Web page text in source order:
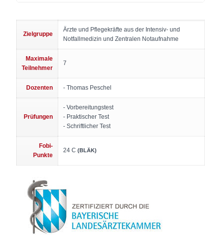
Zielgruppe
Ärzte und Pflegekräfte aus der Intensiv- und
Notfallmedizin und Zentralen Notaufnahme
Maximale
Teilnehmer
7
Dozenten - Thomas Peschel
Prüfungen
- Vorbereitungstest
- Praktischer Test
- Schriftlicher Test
Fobi-
Punkte
24 C (BLÄK)